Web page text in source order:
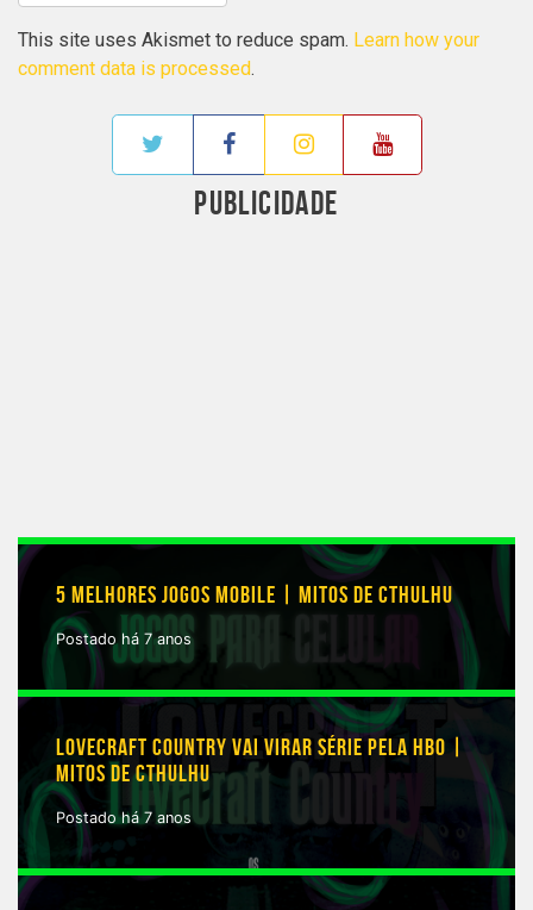
This site uses Akismet to reduce spam. Learn how your
comment data is processed.
PUBLICIDADE
5 MELHORES JOGOS MOBILE | MITOS DE CTHULHU
Postado há 7 anos
LOVECRAFT COUNTRY VAI VIRAR SÉRIE PELA HBO |
MITOS DE CTHULHU
Postado há 7 anos